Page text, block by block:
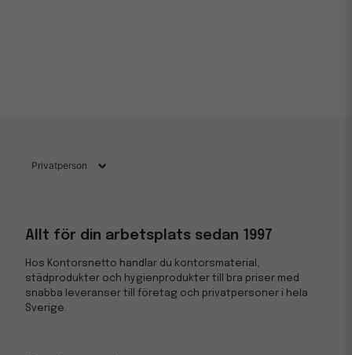
Allt för din arbetsplats sedan 1997
Hos Kontorsnetto handlar du kontorsmaterial,
städprodukter och hygienprodukter till bra priser med
snabba leveranser till företag och privatpersoner i hela
Sverige.